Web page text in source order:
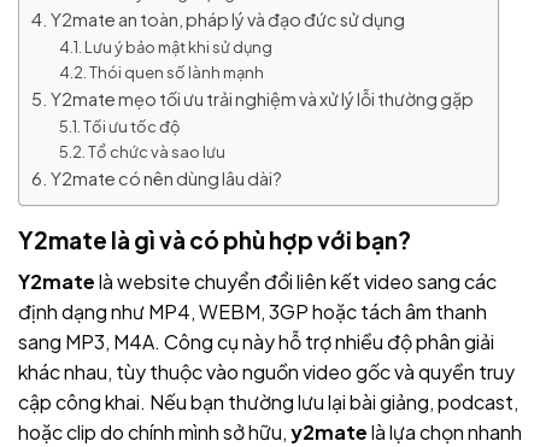
Y2mate an toàn, pháp lý và đạo đức sử dụng
Lưu ý bảo mật khi sử dụng
Thói quen số lành mạnh
Y2mate mẹo tối ưu trải nghiệm và xử lý lỗi thường gặp
Tối ưu tốc độ
Tổ chức và sao lưu
Y2mate có nên dùng lâu dài?
Y2mate là gì và có phù hợp với bạn?
Y2matelà website chuyển đổi liên kết video sang các
định dạng như MP4, WEBM, 3GP hoặc tách âm thanh
sang MP3, M4A. Công cụ này hỗ trợ nhiều độ phân giải
khác nhau, tùy thuộc vào nguồn video gốc và quyền truy
cập công khai. Nếu bạn thường lưu lại bài giảng, podcast,
hoặc clip do chính mình sở hữu,y2matelà lựa chọn nhanh